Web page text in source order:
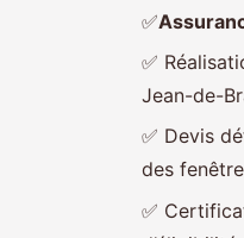
✅
✅
Jean-de-
✅ Devis
des
✅